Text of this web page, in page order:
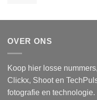
OVER ONS
Koop hier losse
Clickx, Shoot en
fotografie en technologie.